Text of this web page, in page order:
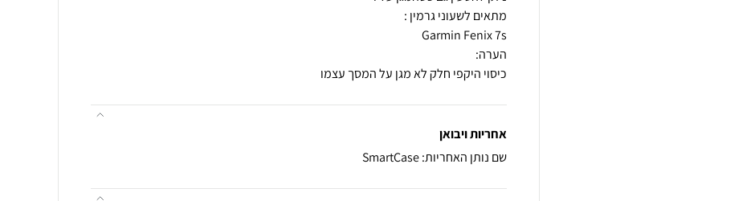
כיסוי היקפי חלק לא מגן על המסך עצמו
אחריות ויבואן
שם נותן האחריות: SmartCase